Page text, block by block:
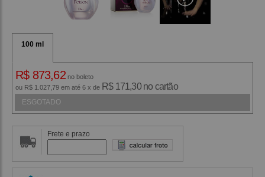
100 ml
R$ 873,62no boleto
ou R$ 1.027,79 em até 6 x de R$ 171,30 no cartão
ESGOTADO
Frete e prazo